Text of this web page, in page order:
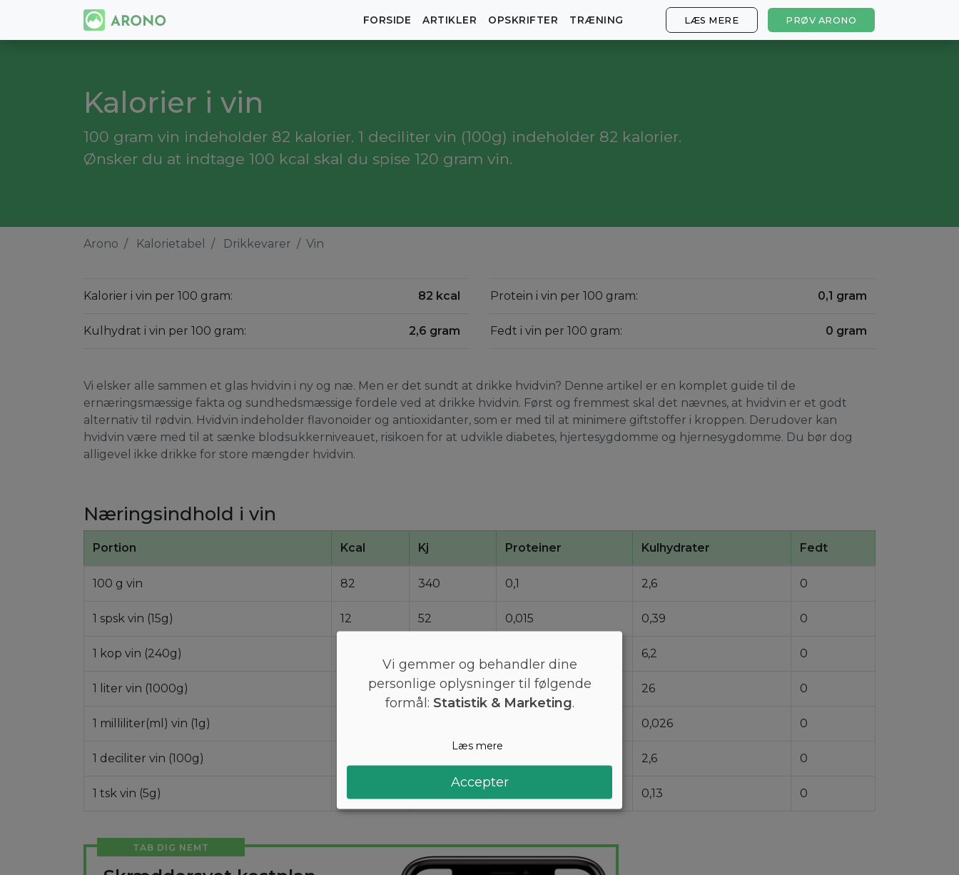
FORSIDE ARTIKLER OPSKRIFTER TRÆNING LÆS MERE PRØV ARONO
Kalorier i vin
100 gram vin indeholder 82 kalorier. 1 deciliter vin (100g) indeholder 82 kalorier.
Ønsker du at indtage 100 kcal skal du spise 120 gram vin.
Arono Kalorietabel Drikkevarer Vin
Kalorier i vin per 100 gram: 82 kcal
Kulhydrat i vin per 100 gram: 2,6 gram
Protein i vin per 100 gram: 0,1 gram
Fedt i vin per 100 gram: 0 gram
Vi elsker alle sammen et glas hvidvin i ny og næ. Men er det sundt at drikke hvidvin? Denne artikel er en komplet guide til de
ernæringsmæssige fakta og sundhedsmæssige fordele ved at drikke hvidvin. Først og fremmest skal det nævnes, at hvidvin er et godt
alternativ til rødvin. Hvidvin indeholder flavonoider og antioxidanter, som er med til at minimere giftstoffer i kroppen. Derudover kan
hvidvin være med til at sænke blodsukkerniveauet, risikoen for at udvikle diabetes, hjertesygdomme og hjernesygdomme. Du bør dog
alligevel ikke drikke for store mængder hvidvin.
Næringsindhold i vin
Portion Kcal Kj Proteiner Kulhydrater Fedt
100 g vin 82 340 0,1 2,6 0
1 spsk vin (15g) 12 52 0,015 0,39 0
1 kop vin (240g) 6,2 0
1 liter vin (1000g) 3400 1 26 0
1 milliliter(ml) vin (1g) 0,026 0
1 deciliter vin (100g) 2,6 0
1 tsk vin (5g) 4,1 0,13 0
TAB DIG NEMT
Vi gemmer og behandler dine
personlige oplysninger til følgende
formål: Statistik & Marketing.
Læs mere
Accepter